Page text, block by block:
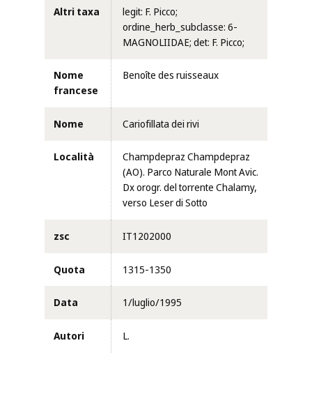
Altri taxa
legit: F. Picco;
ordine_herb_subclasse: 6-
MAGNOLIIDAE; det: F. Picco;
Nome
francese
Benoîte des ruisseaux
Nome Cariofillata dei rivi
Località
Champdepraz Champdepraz
(AO). Parco Naturale Mont Avic.
Dx orogr. del torrente Chalamy,
verso Leser di Sotto
zsc IT1202000
Quota 1315-1350
Data 1/luglio/1995
Autori L.